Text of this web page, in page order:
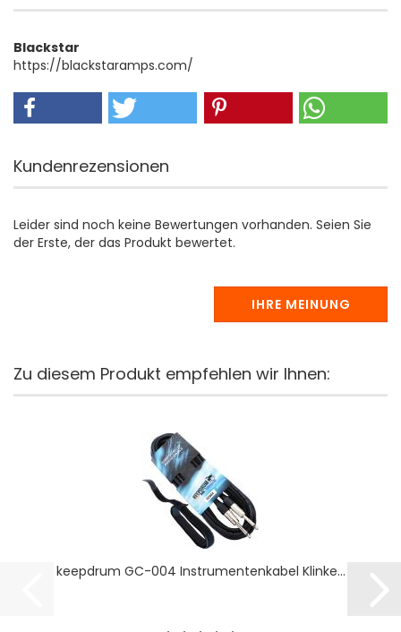
Blackstar
https://blackstaramps.com/
Kundenrezensionen
Leider sind noch keine Bewertungen vorhanden. Seien Sie
der Erste, der das Produkt bewertet.
IHRE MEINUNG
Zu diesem Produkt empfehlen wir Ihnen:
keepdrum GC-004 Instrumentenkabel Klinke...